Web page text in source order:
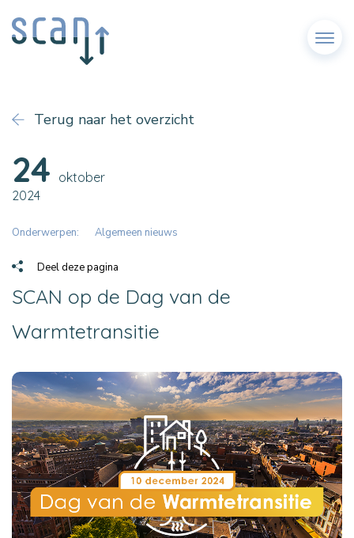
Menu
Terug naar het overzicht
24 oktober
2024
Onderwerpen: Algemeen nieuws
Deel deze pagina
SCAN op de Dag van de
Warmtetransitie